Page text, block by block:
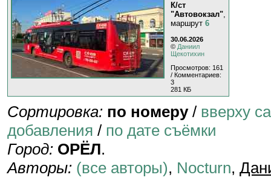
К/ст
"Автовокзал",
маршрут 6
30.06.2026
© Даниил
Щекотихин
Просмотров: 161
/ Комментариев:
3
281 КБ
Сортировка: по номеру/ вверху
добавления / по дате съёмки
Город: ОРЁЛ.
Авторы: (все авторы), Nocturn,